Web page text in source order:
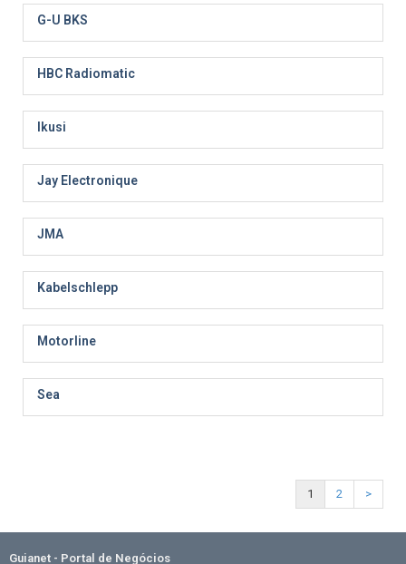
G-U BKS
HBC Radiomatic
Ikusi
Jay Electronique
JMA
Kabelschlepp
Motorline
Sea
1 2 >
Guianet - Portal de Negócios